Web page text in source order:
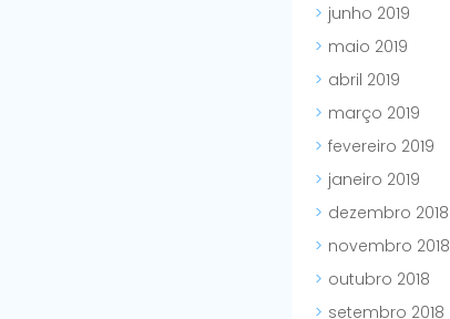
junho 2019
maio 2019
abril 2019
março 2019
fevereiro 2019
janeiro 2019
dezembro 2018
novembro 2018
outubro 2018
setembro 2018